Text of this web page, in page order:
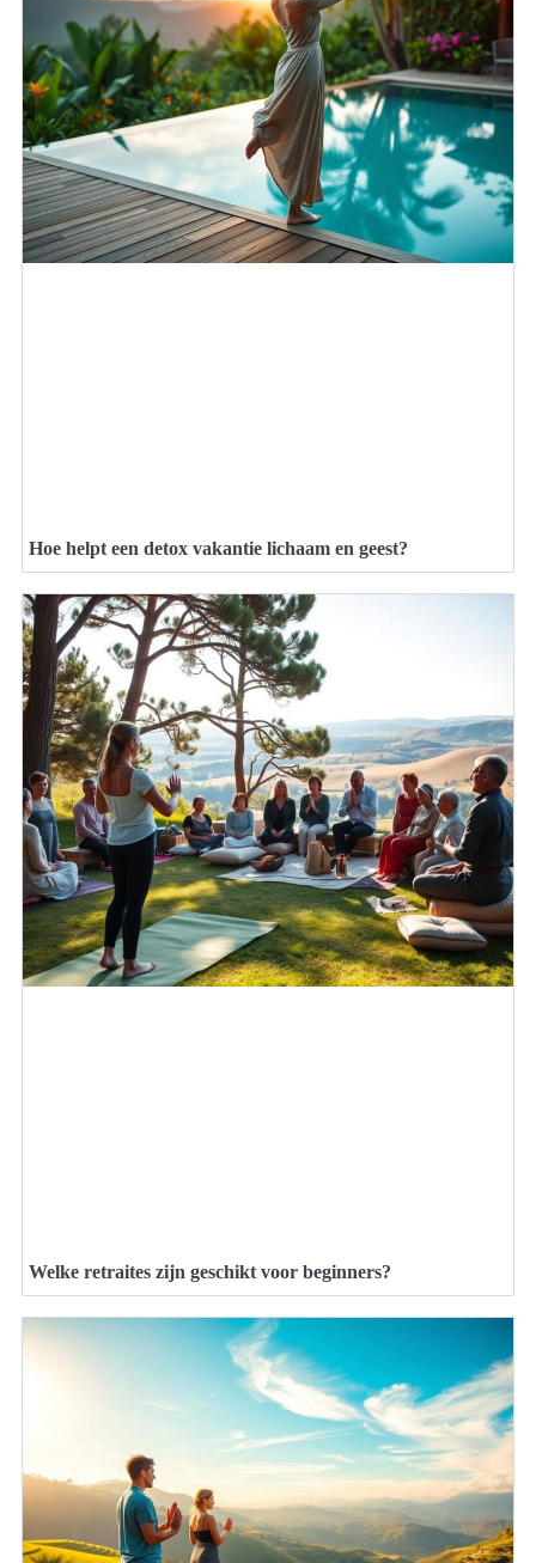
Hoe helpt een detox vakantie lichaam en geest?
Welke retraites zijn geschikt voor beginners?